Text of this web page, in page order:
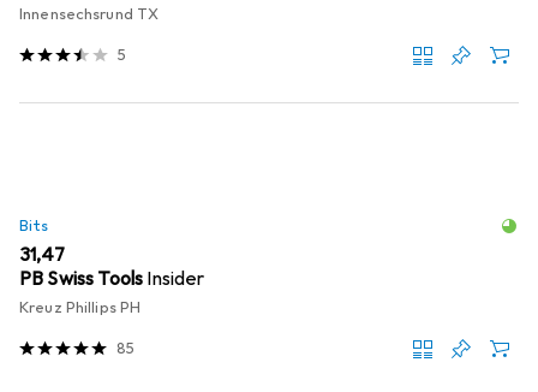
Innensechsrund TX
5
Bits
EUR
31,47
PB Swiss Tools Insider
Kreuz Phillips PH
85